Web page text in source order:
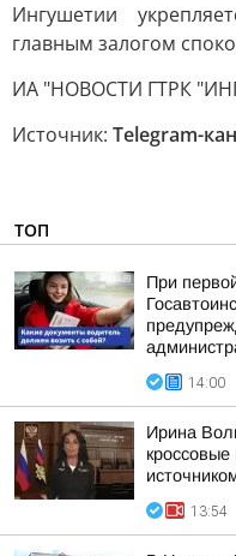
Ингушетии
главным залогом
ИА "НОВОСТИ ГТРК
Источник: Telegram-
ТОП
При
14:00
Ирина
13:54